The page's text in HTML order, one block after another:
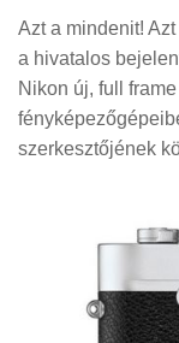
Azt a mindenit!
a hivatalos
Nikon új, full
szerkesztőjének